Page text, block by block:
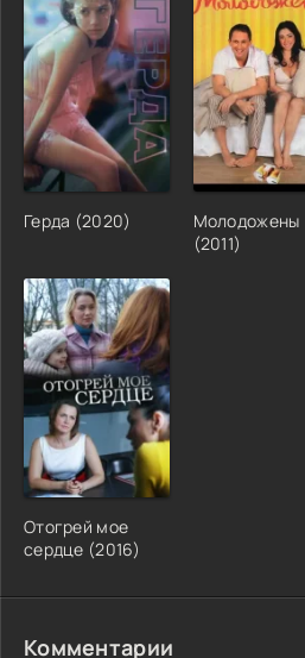
Герда (2020)
Молодожены
(2011)
Отогрей мое
сердце (2016)
Комментарии